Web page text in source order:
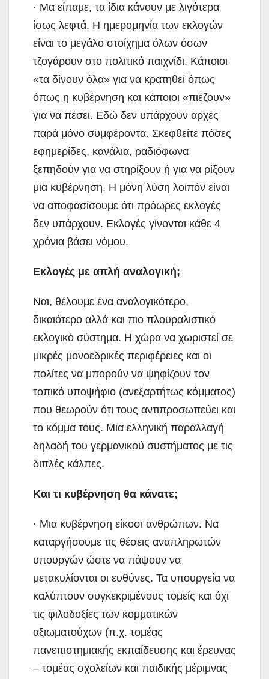
· Μα είπαμε, τα ίδια κάνουν με λιγότερα
ίσως λεφτά. Η ημερομηνία των εκλογών
είναι το μεγάλο στοίχημα όλων όσων
τζογάρουν στο πολιτικό παιχνίδι. Κάποιοι
«τα δίνουν όλα» για να κρατηθεί όπως
όπως η κυβέρνηση και κάποιοι «πιέζουν»
για να πέσει. Εδώ δεν υπάρχουν αρχές
παρά μόνο συμφέροντα. Σκεφθείτε πόσες
εφημερίδες, κανάλια, ραδιόφωνα
ξεπηδούν για να στηρίξουν ή για να ρίξουν
μια κυβέρνηση. Η μόνη λύση λοιπόν είναι
να αποφασίσουμε ότι πρόωρες εκλογές
δεν υπάρχουν. Εκλογές γίνονται κάθε 4
χρόνια βάσει νόμου.
Εκλογές με απλή αναλογική;
Ναι, θέλουμε ένα αναλογικότερο,
δικαιότερο αλλά και πιο πλουραλιστικό
εκλογικό σύστημα. Η χώρα να χωριστεί σε
μικρές μονοεδρικές περιφέρειες και οι
πολίτες να μπορούν να ψηφίζουν τον
τοπικό υποψήφιο (ανεξαρτήτως κόμματος)
που θεωρούν ότι τους αντιπροσωπεύει και
το κόμμα τους. Μια ελληνική παραλλαγή
δηλαδή του γερμανικού συστήματος με τις
διπλές κάλπες.
Και τι κυβέρνηση θα κάνατε;
· Μια κυβέρνηση είκοσι ανθρώπων. Να
καταργήσουμε τις θέσεις αναπληρωτών
υπουργών ώστε να πάψουν να
μετακυλίονται οι ευθύνες. Τα υπουργεία να
καλύπτουν συγκεκριμένους τομείς και όχι
τις φιλοδοξίες των κομματικών
αξιωματούχων (π.χ. τομέας
πανεπιστημιακής εκπαίδευσης και έρευνας
– τομέας σχολείων και παιδικής μέριμνας